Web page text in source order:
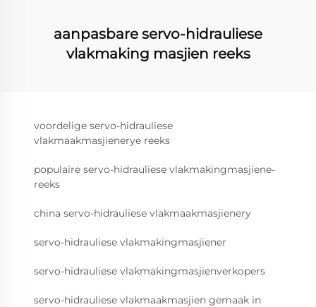
aanpasbare servo-hidrauliese
vlakmaking masjien reeks
voordelige servo-hidrauliese
vlakmaakmasjienerye reeks
populaire servo-hidrauliese vlakmakingmasjiene-
reeks
china servo-hidrauliese vlakmaakmasjienery
servo-hidrauliese vlakmakingmasjiener
servo-hidrauliese vlakmakingmasjienverkopers
servo-hidrauliese vlakmaakmasjien gemaak in